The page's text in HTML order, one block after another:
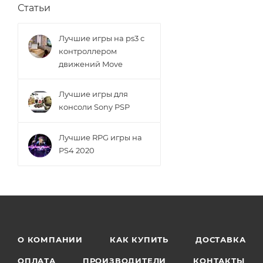
Статьи
Лучшие игры на ps3 с
контроллером
движений Move
Лучшие игры для
консоли Sony PSP
Лучшие RPG игры на
PS4 2020
О КОМПАНИИ КАК КУПИТЬ ДОСТАВКА
ОПЛАТА ПРОИЗВОДИТЕЛИ КОНТАКТЫ